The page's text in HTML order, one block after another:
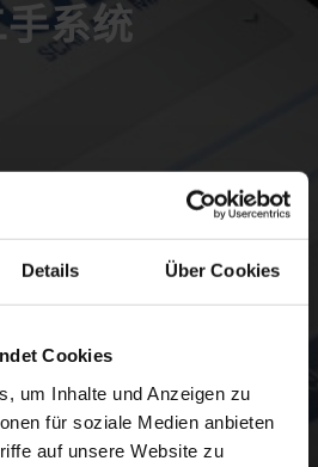
Details Über Cookies
Cookies
um Inhalte und Anzeigen zu
für soziale Medien anbieten
auf unsere Website zu
手系统